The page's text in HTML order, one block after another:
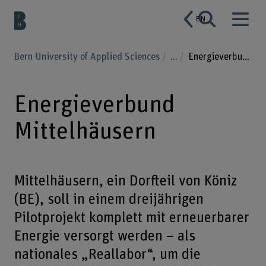
EN
Bern University of Applied Sciences ... Energieverbund Mittelhäusern
Energieverbund
Mittelhäusern
Mittelhäusern, ein Dorfteil von Köniz
(BE), soll in einem dreijährigen
Pilotprojekt komplett mit erneuerbarer
Energie versorgt werden – als
nationales „Reallabor“, um die